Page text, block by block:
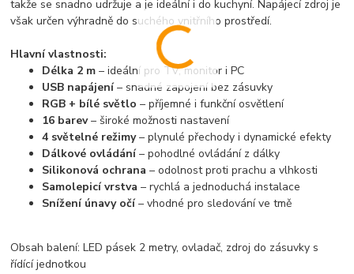
takže se snadno udržuje a je ideální i do kuchyní. Napájecí zdroj je
však určen výhradně do suchého vnitřního prostředí.
Hlavní vlastnosti:
Délka 2 m – ideální pro TV, monitor i PC
USB napájení– snadné zapojení bez zásuvky
RGB + bílé světlo – příjemné i funkční osvětlení
16 barev– široké možnosti nastavení
4 světelné režimy– plynulé přechody i dynamické efekty
Dálkové ovládání– pohodlné ovládání z dálky
Silikonová ochrana – odolnost proti prachu a vlhkosti
Samolepicí vrstva – rychlá a jednoduchá instalace
Snížení únavy očí– vhodné pro sledování ve tmě
Obsah balení: LED pásek 2 metry, ovladač, zdroj do zásuvky s
řídící jednotkou